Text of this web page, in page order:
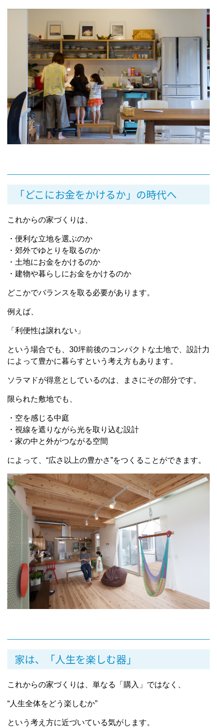
「どこにお金をかけるか」の時代へ
これからの家づくりは、
・便利な立地を選ぶのか
・郊外でゆとりを取るのか
・土地にお金をかけるのか
・建物や暮らしにお金をかけるのか
どこかでバランスを取る必要があります。
例えば、
「利便性は譲れない」
という場合でも、30坪前後のコンパクトな土地で、設計力
によって豊かに暮らすという考え方もあります。
ソラマドが得意としているのは、まさにその部分です。
限られた敷地でも、
・空を感じる中庭
・視線を遮りながら光を取り込む設計
・家の中と外がつながる空間
によって、“広さ以上の豊かさ”をつくることができます。
家は、「人生を楽しむ器」
これからの家づくりは、単なる「購入」ではなく、
“人生全体をどう楽しむか”
という考え方に近づいている気がします。